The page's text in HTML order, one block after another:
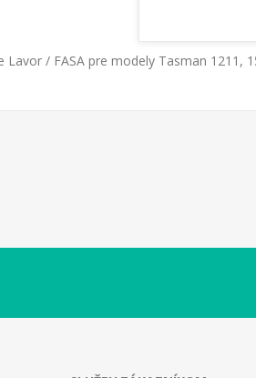
Lavor / FASA pre modely Tasman 1211,